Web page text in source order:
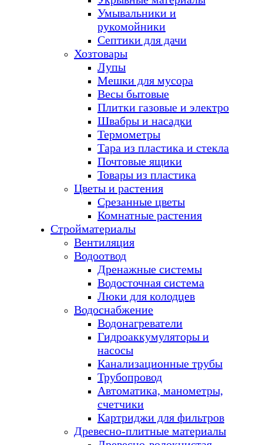
Умывальники и
рукомойники
Септики для дачи
Хозтовары
Лупы
Мешки для мусора
Весы бытовые
Плитки газовые и электро
Швабры и насадки
Термометры
Тара из пластика и стекла
Почтовые ящики
Товары из пластика
Цветы и растения
Срезанные цветы
Комнатные растения
Стройматериалы
Вентиляция
Водоотвод
Дренажные системы
Водосточная система
Люки для колодцев
Водоснабжение
Водонагреватели
Гидроаккумуляторы и
насосы
Канализационные трубы
Трубопровод
Автоматика, манометры,
счетчики
Картриджи для фильтров
Древесно-плитные материалы